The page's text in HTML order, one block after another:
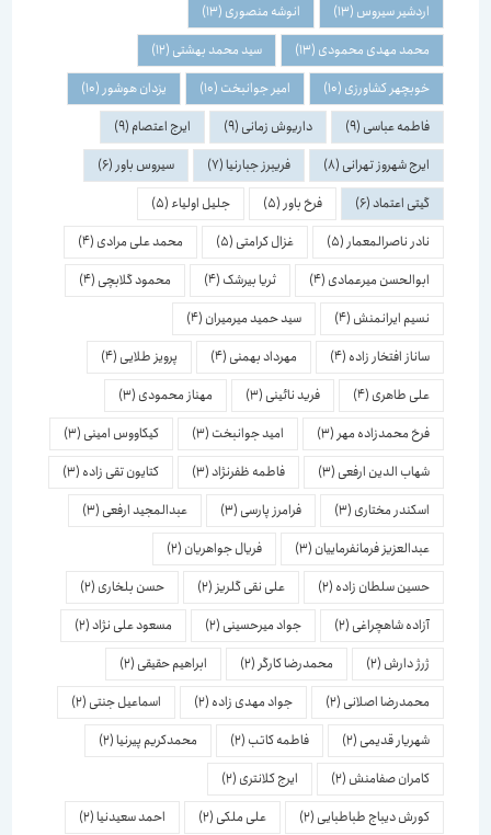
اردشیر سیروس(13) انوشه منصوری(13)
محمد مهدی محمودی(13) سید محمد بهشتی(12)
خوبچهر کشاورزی(10) امیر جوانبخت(10) یزدان هوشور(10)
فاطمه عباسی(9) داریوش زمانی(9) ایرج اعتصام(9)
ایرج شهروز تهرانی(8) فریبرز جبارنیا(7) سیروس باور (6)
گیتی اعتماد(6) فرخ باور (5) جلیل اولیاء(5)
نادر ناصرالمعمار(5) غزال کرامتی(5) محمد علی مرادی(4)
ابوالحسن میرعمادی(4) ثریا بیرشک(4) محمود گلابچی(4)
نسیم ایرانمنش(4) سید حمید میرمیران(4)
ساناز افتخار زاده(4) مهرداد بهمنی(4) پرویز طلایی(4)
علی طاهری(4) فرید نائینی(3) مهناز محمودی(3)
فرخ محمدزاده مهر (3) امید جوانبخت(3) کیکاووس امینی(3)
شهاب الدین ارفعی(3) فاطمه ظفرنژاد(3) کتایون تقی زاده(3)
اسكندر مختاری(3) فرامرز پارسی(3) عبدالمجید ارفعی(3)
عبدالعزیز فرمانفرماییان(3) فریال جواهریان(2)
حسین سلطان زاده(2) علی نقی گلریز(2) حسن بلخاری(2)
آزاده شاهچراغی(2) جواد میرحسینی(2) مسعود علی نژاد (2)
ژرژ دارش(2) محمدرضا کارگر(2) ابراهیم حقیقی(2)
محمدرضا اصلانی(2) جواد مهدی زاده(2) اسماعیل جنتی(2)
شهریار قدیمی(2) فاطمه کاتب(2) محمدکریم پیرنیا(2)
کامران صفامنش(2) ایرج کلانتری(2)
کورش دیباج طباطبایی(2) علی ملکی(2) احمد سعیدنیا(2)